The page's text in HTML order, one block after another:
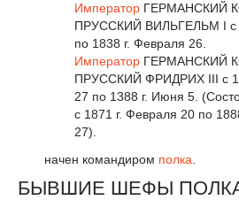
Император ГЕРМАНСКИЙ
ПРУССКИЙ ВИЛЬГЕЛЬМ I с
по 1838 г. Февраля 26.
Император ГЕРМАНСКИЙ
ПРУССКИЙ ФРИДРИХ III с
27 по 1388 г. Июня 5.
с 1871 г. Февраля 20 по
27).
начен командиром полка
БЫВШИЕ ШЕФЫ